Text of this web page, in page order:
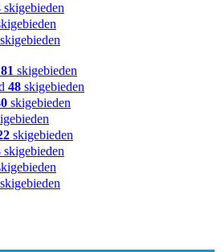
skigebieden
skigebieden
81 skigebieden
48 skigebieden
skigebieden
skigebieden
skigebieden
skigebieden